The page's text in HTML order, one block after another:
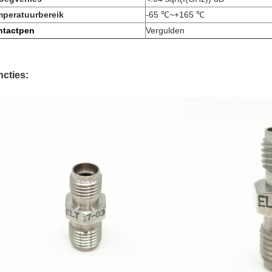
-65 ℃~+165 ℃
Vergulden